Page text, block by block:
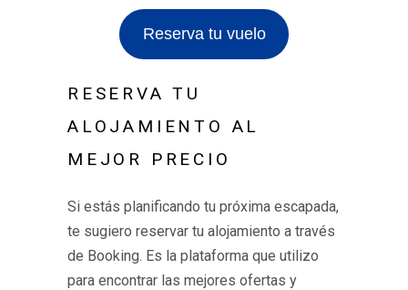
Reserva tu vuelo
RESERVA TU
ALOJAMIENTO AL
MEJOR PRECIO
Si estás planificando tu próxima escapada,
te sugiero reservar tu alojamiento a través
de Booking. Es la plataforma que utilizo
para encontrar las mejores ofertas y